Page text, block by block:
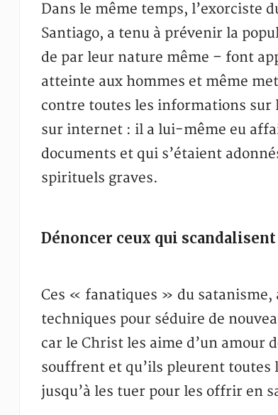
Dans le même temps, l’exorciste
Santiago, a tenu à prévenir la
de par leur nature même – font
atteinte aux hommes et même
contre toutes les informations sur
sur internet : il a lui-même eu
documents et qui s’étaient
spirituels graves.
Dénoncer ceux qui
Ces « fanatiques » du
techniques pour séduire de
car le Christ les aime d’un
souffrent et qu’ils pleurent toutes
jusqu’à les tuer pour les offrir en